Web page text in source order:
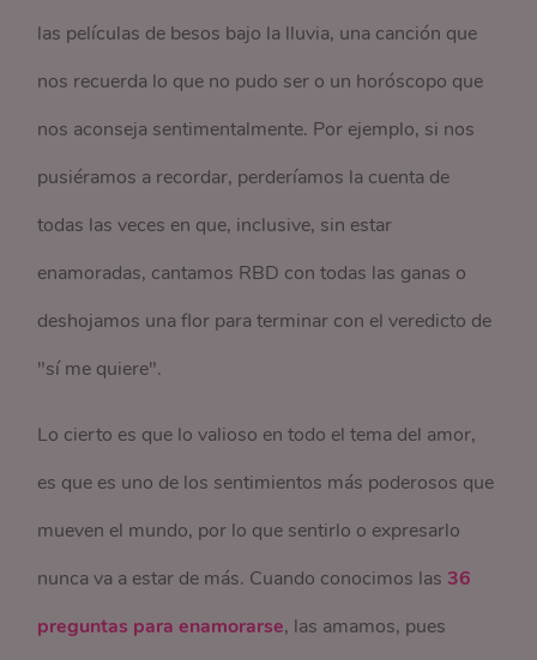
las películas de besos bajo la lluvia, una canción que
nos recuerda lo que no pudo ser o un horóscopo que
nos aconseja sentimentalmente. Por ejemplo, si nos
pusiéramos a recordar, perderíamos la cuenta de
todas las veces en que, inclusive, sin estar
enamoradas, cantamos RBD con todas las ganas o
deshojamos una flor para terminar con el veredicto de
"sí me quiere".
Lo cierto es que lo valioso en todo el tema del amor,
es que es uno de los sentimientos más poderosos que
mueven el mundo, por lo que sentirlo o expresarlo
nunca va a estar de más. Cuando conocimos las 36
preguntas para enamorarse, las amamos, pues